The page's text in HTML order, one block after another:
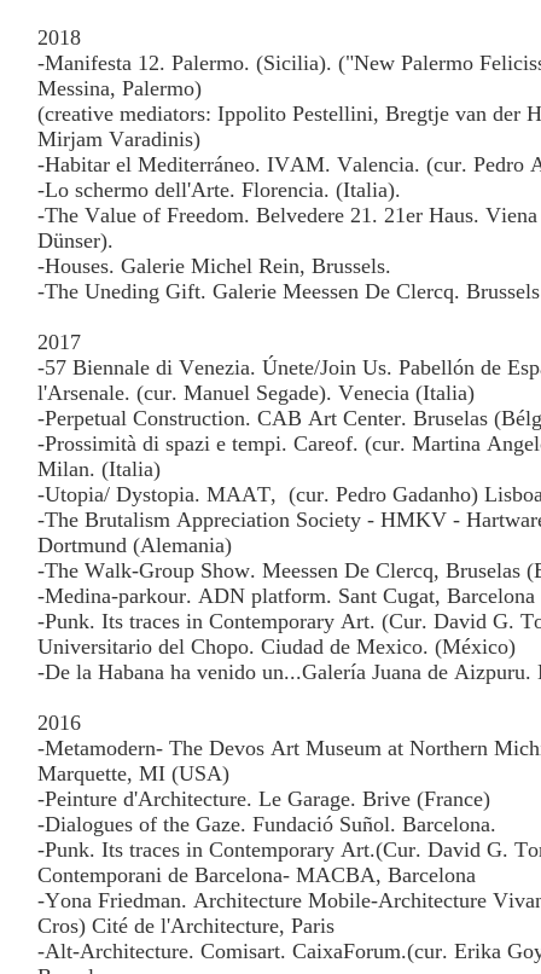
2018
-Manifesta 12. Palermo. (Sicilia). ("New Palermo
Messina, Palermo)
(creative mediators: Ippolito Pestellini, Bregtje van der
Mirjam Varadinis)
-Habitar el Mediterráneo. IVAM. Valencia. (cur. Pedro
-Lo schermo dell'Arte. Florencia. (Italia).
-The Value of Freedom. Belvedere 21. 21er Haus.
Dünser).
-Houses. Galerie Michel Rein, Brussels.
-The Uneding Gift. Galerie Meessen De Clercq.
2017
-57 Biennale di Venezia. Únete/Join Us. Pabellón de
l'Arsenale. (cur. Manuel Segade). Venecia (Italia)
-Perpetual Construction. CAB Art Center. Bruselas
-Prossimità di spazi e tempi. Careof. (cur. Martina
Milan. (Italia)
-Utopia/ Dystopia. MAAT, (cur. Pedro Gadanho)
-The Brutalism Appreciation Society - HMKV -
Dortmund (Alemania)
-The Walk-Group Show. Meessen De Clercq, Bruselas
-Medina-parkour. ADN platform. Sant Cugat, Barcelona
-Punk. Its traces in Contemporary Art. (Cur. David G.
Universitario del Chopo. Ciudad de Mexico. (México)
-De la Habana ha venido un...Galería Juana de Aizpuru.
2016
-Metamodern- The Devos Art Museum at Northern
Marquette, MI (USA)
-Peinture d'Architecture. Le Garage. Brive (France)
-Dialogues of the Gaze. Fundació Suñol. Barcelona.
-Punk. Its traces in Contemporary Art.(Cur. David G.
Contemporani de Barcelona- MACBA, Barcelona
-Yona Friedman. Architecture Mobile-Architecture
Cros) Cité de l'Architecture, Paris
-Alt-Architecture. Comisart. CaixaForum.(cur. Erika